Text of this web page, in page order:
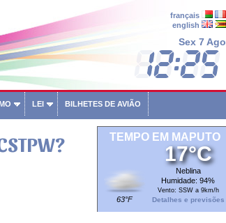
français
english
Sex 7 Ago
LEI BILHETES DE AVIÃO
TEMPO EM MAPUTO
63°F
17°C
Neblina
Humidade: 94%
Vento: SSW a 9km/h
Detalhes e previsões